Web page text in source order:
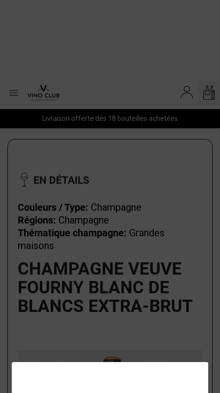

Livraison offerte dès 18 bouteilles achetées
CHAMPAGNE VEUVE
FOURNY BLANC DE
BLANCS EXTRA-BRUT
EN DÉTAILS
Couleurs / Type: Champagne
Régions: Champagne
Thématique champagne: Grandes
maisons